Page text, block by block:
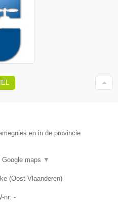
en in de provincie
Google maps ▼
(Oost-Vlaanderen)
nr: -